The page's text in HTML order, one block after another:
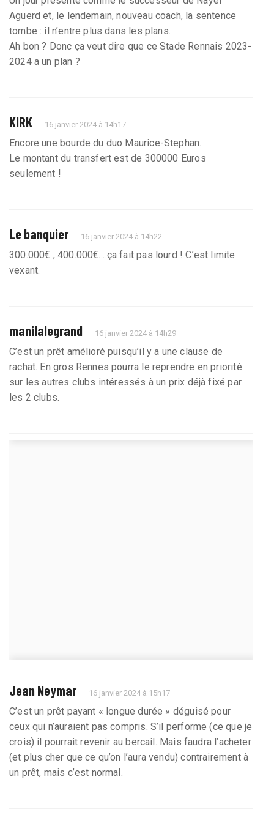
Aguerd et, le lendemain, nouveau coach, la sentence
tombe : il n’entre plus dans les plans.
Ah bon ? Donc ça veut dire que ce Stade Rennais 2023-
2024 a un plan ?
KIRK 16 janvier 2024 à 14h17
Encore une bourde du duo Maurice-Stephan.
Le montant du transfert est de 300000 Euros
seulement !
Le banquier 16 janvier 2024 à 14h22
300.000€ , 400.000€….ça fait pas lourd ! C’est limite
vexant.
manilalegrand 16 janvier 2024 à 14h29
C’est un prêt amélioré puisqu’il y a une clause de
rachat. En gros Rennes pourra le reprendre en priorité
sur les autres clubs intéressés à un prix déjà fixé par
les 2 clubs.
Jean Neymar 16 janvier 2024 à 15h17
C’est un prêt payant « longue durée » déguisé pour
ceux qui n’auraient pas compris. S’il performe (ce que je
crois) il pourrait revenir au bercail. Mais faudra l’acheter
(et plus cher que ce qu’on l’aura vendu) contrairement à
un prêt, mais c’est normal.